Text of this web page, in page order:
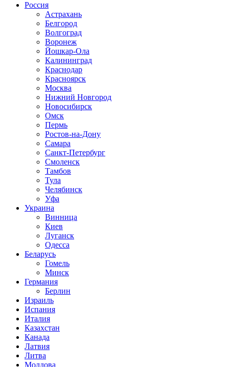
Россия
Астрахань
Белгород
Волгоград
Воронеж
Йошкар-Ола
Калининград
Краснодар
Красноярск
Москва
Нижний Новгород
Новосибирск
Омск
Пермь
Ростов-на-Дону
Самара
Санкт-Петербург
Смоленск
Тамбов
Тула
Челябинск
Уфа
Украина
Винница
Киев
Луганск
Одесса
Беларусь
Гомель
Минск
Германия
Берлин
Израиль
Испания
Италия
Казахстан
Канада
Латвия
Литва
Молдова